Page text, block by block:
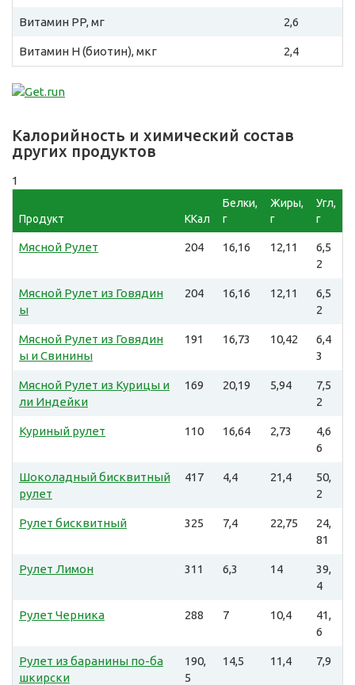
Витамин PP, мг 2,6
Витамин H (биотин), мкг 2,4
Калорийность и химический состав
других продуктов
1
Продукт ККал
Белки,
г
Жиры,
г
Угл,
г
Мясной Рулет 204 16,16 12,11
6,5
2
Мясной Рулет из Говядин
ы
204 16,16 12,11
6,5
2
Мясной Рулет из Говядин
ы и Свинины
191 16,73 10,42
6,4
3
Мясной Рулет из Курицы и
ли Индейки
169 20,19 5,94
7,5
2
Куриный рулет 110 16,64 2,73
4,6
6
Шоколадный бисквитный
рулет
417 4,4 21,4
50,
2
Рулет бисквитный 325 7,4 22,75
24,
81
Рулет Лимон 311 6,3 14
39,
4
Рулет Черника 288 7 10,4
41,
6
Рулет из баранины по-ба
шкирски
190,
5
14,5 11,4 7,9